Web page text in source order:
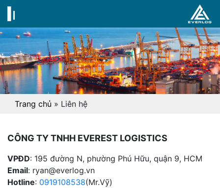
Trang chủ » Liên hệ
CÔNG TY TNHH EVEREST LOGISTICS
VPĐD: 195 đường N, phường Phú Hữu, quận 9, HCM
Email: ryan@everlog.vn
Hotline: 0919108538(Mr.Vỹ)